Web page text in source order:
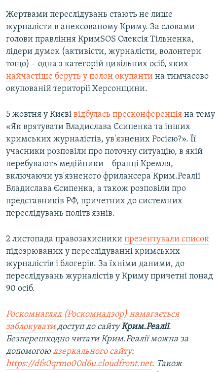
Жертвами переслідувань стають не лише
журналісти в анексованому Криму. За словами
голови правління КримSOS Олексія Тільненка,
лідери думок (активісти, журналісти, волонтери
тощо) – одна з категорій цивільних осіб, яких
найчастіше беруть у полон окупанти на тимчасово
окупованій території Херсонщини.
5 жовтня у Києві відбулась пресконференція на тему
«Як врятувати Владислава Єсипенка та інших
кримських журналістів, ув'язнених Росією?». Її
учасники розповіли про поточну ситуацію, в якій
перебувають медійники – бранці Кремля,
включаючи ув'язненого фрилансера Крим.Реалії
Владислава Єсипенка, а також розповіли про
представників РФ, причетних до системних
переслідувань політв'язнів.
2 листопада правозахисники презентували список
підозрюваних у переслідуванні кримських
журналістів і блогерів. За їхніми даними, до
переслідувань журналістів у Криму причетні понад
90 осіб.
Роскомнагляд (Роскомнадзор) намагається
заблокуватидоступ до сайтуКрим.Реалії.
Безперешкодно читати Крим.Реалії можна за
допомогою дзеркального сайту:
https://dfs0qrmo00d6u.cloudfront.net. Також